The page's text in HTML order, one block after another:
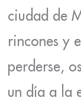
ciudad de
rincones y
perderse,
un día a la